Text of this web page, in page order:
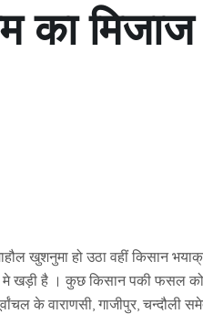
का मिजाज
खुशनुमा हो उठा वहीं किसान
खड़ी है । कुछ किसान पकी फसल को
के वाराणसी, गाजीपुर, चन्दौली